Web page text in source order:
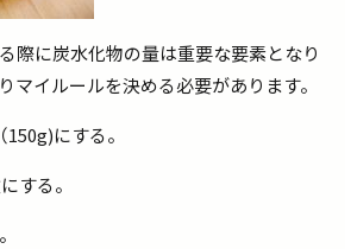
際に炭水化物の量は重要な要素となり
マイルールを決める必要があります。
にする。
する。